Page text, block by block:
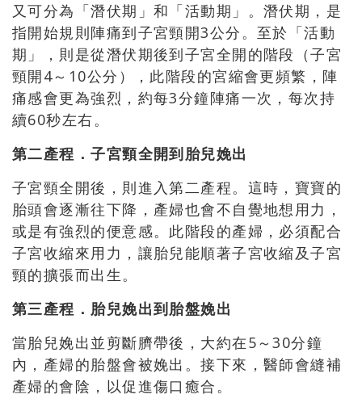
又可分為「潛伏期」和「活動期」。潛伏期，是
指開始規則陣痛到子宮頸開3公分。至於「活動
期」，則是從潛伏期後到子宮全開的階段（子宮
頸開4～10公分），此階段的宮縮會更頻繁，陣
痛感會更為強烈，約每3分鐘陣痛一次，每次持
續60秒左右。
第二產程．子宮頸全開到胎兒娩出
子宮頸全開後，則進入第二產程。這時，寶寶的
胎頭會逐漸往下降，產婦也會不自覺地想用力，
或是有強烈的便意感。此階段的產婦，必須配合
子宮收縮來用力，讓胎兒能順著子宮收縮及子宮
頸的擴張而出生。
第三產程．胎兒娩出到胎盤娩出
當胎兒娩出並剪斷臍帶後，大約在5～30分鐘
內，產婦的胎盤會被娩出。接下來，醫師會縫補
產婦的會陰，以促進傷口癒合。